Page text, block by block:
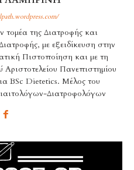
της Διατροφής και
με εξειδίκευση στην
Πιστοποίηση και με τη
Πανεπιστημίου
BSc Dietetics. Μέλος του
Διατροφολόγων